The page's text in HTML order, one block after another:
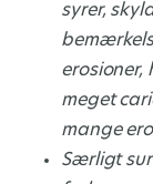
syrer,
erosioner,
meget
mange
Særligt